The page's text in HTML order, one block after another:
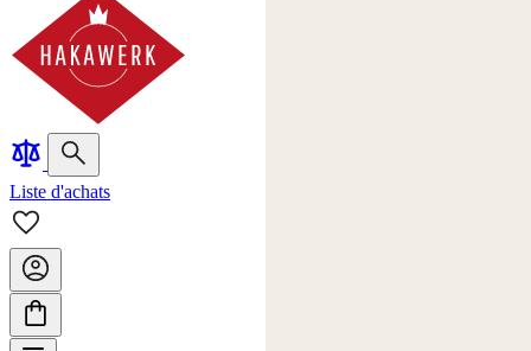
Liste d'achats